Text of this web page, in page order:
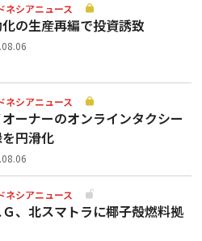
ネシアニュース
の生産再編で投資誘致
ネシアニュース
オーナーのオンラインタクシー
円滑化
ネシアニュース
、北スマトラに椰子殻燃料拠